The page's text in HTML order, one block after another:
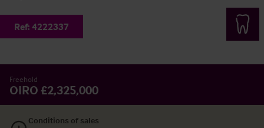
Ref: 4222337
Freehold
OIRO £2,325,000
Conditions of sales